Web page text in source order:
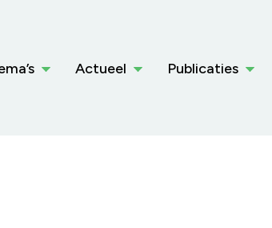
Actueel Publicaties